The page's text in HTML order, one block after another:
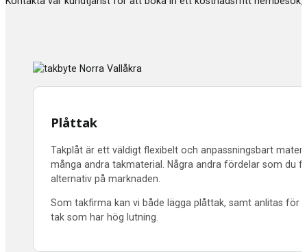
Plåttak
Takplåt är ett väldigt flexibelt och anpassningsbart
många andra takmaterial. Några andra fördelar som du
alternativ på marknaden.
Som takfirma kan vi både lägga plåttak, samt anlitas
tak som har hög lutning.